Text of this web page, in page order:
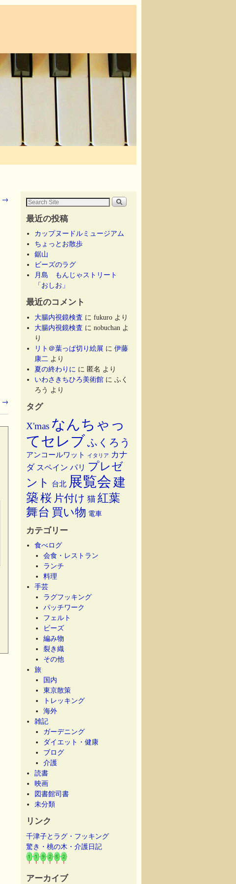
→
→
最近の投稿
カップヌードルミュージアム
ちょっとお散歩
鋸山
ビーズのラグ
月島 もんじゃストリート
「おしお」
最近のコメント
大腸内視鏡検査 にfukuro より
大腸内視鏡検査 にnobuchan よ
り
リト＠葉っぱ切り絵展 に伊藤
康二 より
夏の終わりに に匿名 より
いわさきちひろ美術館 にふく
ろう より
タグ
X'mas なんちゃっ
てセレブ ふくろう
アンコールワット イタリア
カナ
ダ スペイン パリ プレゼ
ント
台北 展覧会 建
築桜 片付け 猫 紅葉
舞台 買い物 電車
カテゴリー
食べログ
会食・レストラン
ランチ
料理
手芸
ラグフッキング
パッチワーク
フェルト
ビーズ
編み物
裂き織
その他
旅
国内
東京散策
トレッキング
海外
雑記
ガーデニング
ダイエット・健康
ブログ
介護
読書
映画
図書館司書
未分類
リンク
千津子とラグ・フッキング
驚き・桃の木・介護日記
アーカイブ